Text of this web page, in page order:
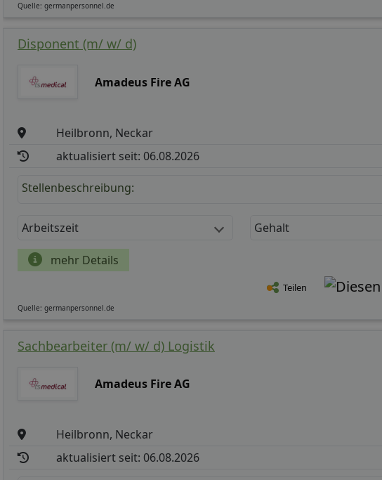
Quelle: germanpersonnel.de
Disponent (m/ w/ d)
Amadeus Fire AG
Heilbronn, Neckar
aktualisiert seit: 06.08.2026
Stellenbeschreibung:
Arbeitszeit Gehalt
mehr Details
Teilen
Quelle: germanpersonnel.de
Sachbearbeiter (m/ w/ d) Logistik
Amadeus Fire AG
Heilbronn, Neckar
aktualisiert seit: 06.08.2026